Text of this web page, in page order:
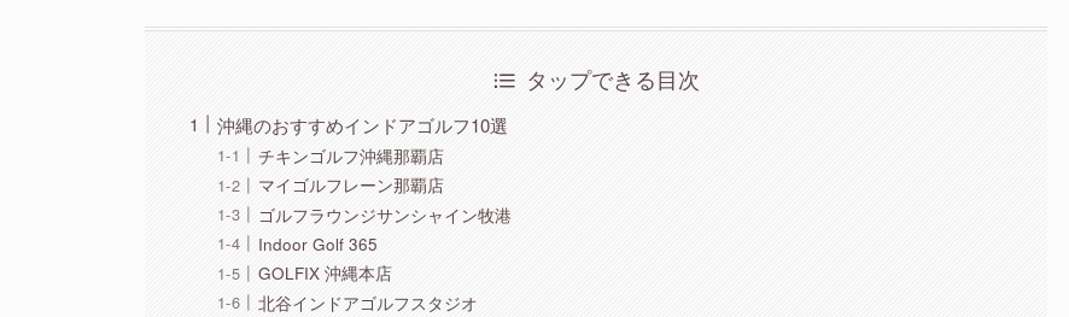
タップできる目次
沖縄のおすすめインドアゴルフ10選
チキンゴルフ沖縄那覇店
マイゴルフレーン那覇店
ゴルフラウンジサンシャイン牧港
Indoor Golf 365
GOLFIX 沖縄本店
北谷インドアゴルフスタジオ